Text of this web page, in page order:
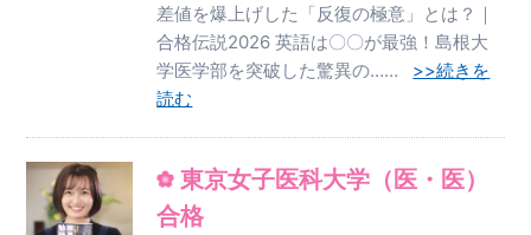
差値を爆上げした「反復の極意」とは？｜
合格伝説2026 英語は〇〇が最強！島根大
学医学部を突破した驚異の…… >>続きを
読む
東京女子医科大学（医・医）
合格